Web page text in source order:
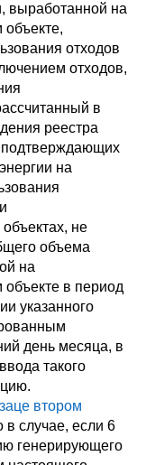
выработанной на
отходов
отходов,
в
реестра
подтверждающих
на
не
объема
на
в период
указанного
день месяца, в
такого
втором
в случае, если 6
генерирующего